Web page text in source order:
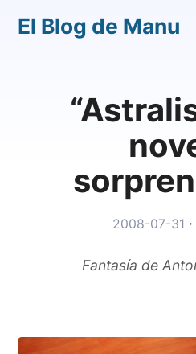
El Blog de Manu
2008-07-31 ·
Fantasía de